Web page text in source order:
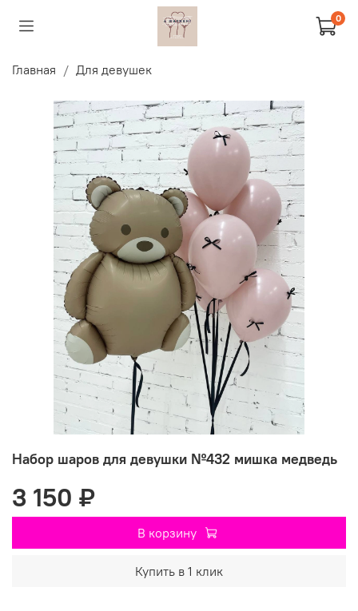
0
Главная Для девушек
Набор шаров для девушки №432 мишка медведь
3 150 ₽
В корзину
Купить в 1 клик